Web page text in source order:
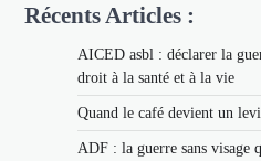
Récents Articles :
AICED asbl : déclarer la
droit à la santé et à la vie
Quand le café devient un
ADF : la guerre sans